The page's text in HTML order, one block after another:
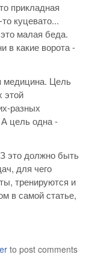
прикладная
куцевато...
малая беда.
в какие ворота -
медицина. Цель
этой
разных
цель одна -
это должно быть
для чего
тренируются и
в самой статье,
to post comments